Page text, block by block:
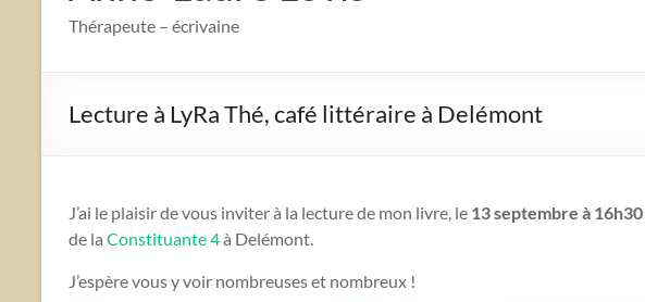
Thérapeute – écrivaine
Lecture à LyRa Thé, café littéraire à Delémont
J’ai le plaisir de vous inviter à la lecture de mon livre, le 13 septembre à 16h30
de la Constituante 4à Delémont.
J’espère vous y voir nombreuses et nombreux !